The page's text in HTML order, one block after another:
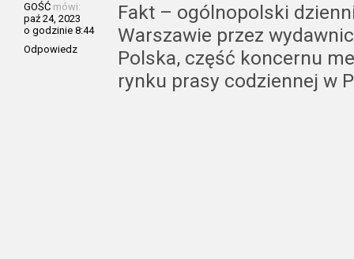
GOŚĆ mówi:
paź 24, 2023
o godzinie 8:44
Odpowiedz
Fakt – ogólnopolski
Warszawie przez
Polska, część koncernu
rynku prasy codziennej w